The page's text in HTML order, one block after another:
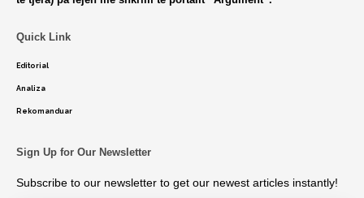
Quick Link
Editorial
Analiza
Rekomanduar
Sign Up for Our Newsletter
Subscribe to our newsletter to get our newest articles instantly!